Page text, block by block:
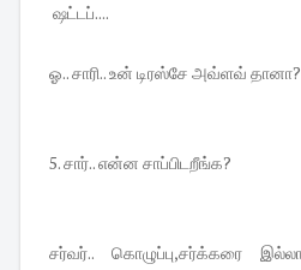
ஷட்டப்....
ஓ.. சாரி.. உன் டிரஸ்சே அவ்ளவ் தானா?
5. சார்.. என்ன சாப்பிடறீங்க?
சர்வர்.. கொழுப்பு,சர்க்கரை